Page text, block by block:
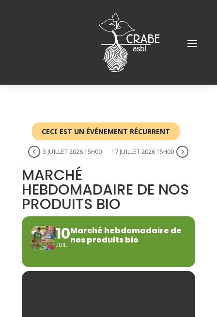
CECI EST UN ÉVÉNEMENT RÉCURRENT
3 JUILLET 2026 15H00 17 JUILLET 2026 15H00
MARCHÉ
HEBDOMADAIRE DE NOS
PRODUITS BIO
10
JUIL
Marché hebdomadaire de
nos produits bio